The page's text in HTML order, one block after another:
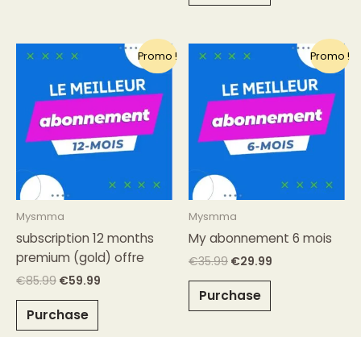
Promo !
Mysmma
subscription 12 months
premium (gold) offre
€85.99
Le
prix
initial
était :
€59.99
actuel
est :
€59.99.
Purchase
Promo !
Mysmma
My abonnement 6 mois
€35.99
Le
prix
initial
était :
€29.99
actuel
est :
€29.99.
Purchase